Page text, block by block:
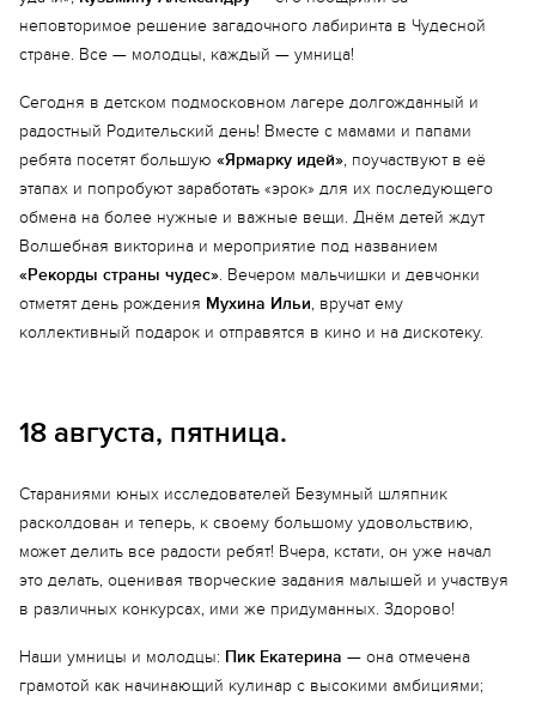
Еще 4 фото
неповторимое решение загадочного лабиринта в Чудесной
стране. Все — молодцы, каждый — умница!
Сегодня в детском подмосковном лагере долгожданный и
радостный Родительский день! Вместе с мамами и папами
ребята посетят большую «Ярмарку идей», поучаствуют в её
этапах и попробуют заработать «эрок» для их последующего
обмена на более нужные и важные вещи. Днём детей ждут
Волшебная викторина и мероприятие под названием
«Рекорды страны чудес». Вечером мальчишки и девчонки
отметят день рождения Мухина Ильи, вручат ему
коллективный подарок и отправятся в кино и на дискотеку.
18 августа, пятница.
Стараниями юных исследователей Безумный шляпник
расколдован и теперь, к своему большому удовольствию,
может делить все радости ребят! Вчера, кстати, он уже начал
это делать, оценивая творческие задания малышей и участвуя
в различных конкурсах, ими же придуманных. Здорово!
Наши умницы и молодцы: Пик Екатерина — она отмечена
грамотой как начинающий кулинар с высокими амбициями;